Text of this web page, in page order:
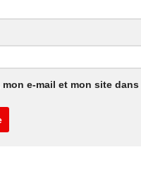
e-mail et mon site